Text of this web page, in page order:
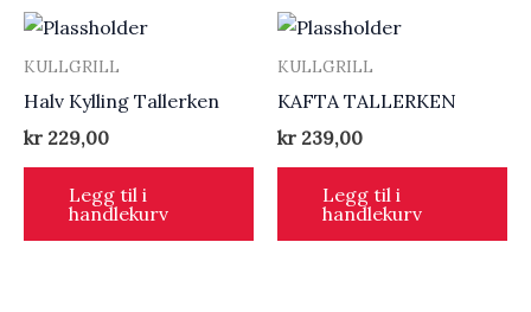
KULLGRILL
Halv Kylling Tallerken
kr 229,00
Legg til i
handlekurv
KULLGRILL
KAFTA TALLERKEN
kr 239,00
Legg til i
handlekurv